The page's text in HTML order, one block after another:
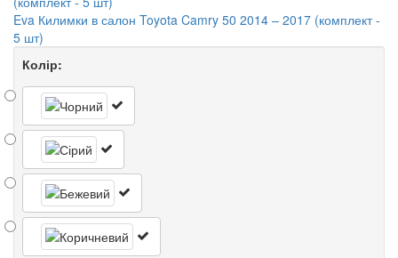
Eva Килимки в салон Toyota Camry 50 2014 – 2017 (комплект -
5 шт)
Колір: